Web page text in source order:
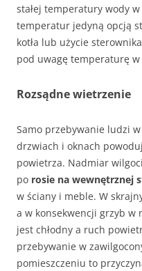
stałej temperatury wody
temperatur jedyną opcją
kotła lub użycie
pod uwagę temperaturę
Rozsądne wietrzenie
Samo przebywanie ludzi
drzwiach i oknach
powietrza. Nadmiar
po rosie na wewnętrznej
w ściany i meble. W
a w konsekwencji grzyb w
jest chłodny a ruch
przebywanie w
pomieszczeniu to